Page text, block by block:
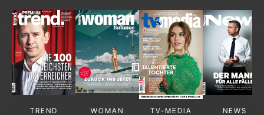
TREND WOMAN TV-MEDIA NEWS